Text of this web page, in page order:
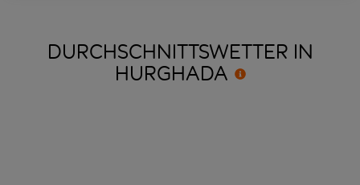
DURCHSCHNITTSWETTER IN
HURGHADA